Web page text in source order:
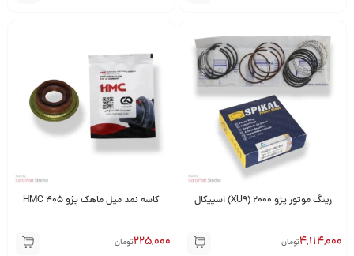
رینگ موتور پژو 2000 (XU9) اسپیکال
4,114,000تومان
کاسه نمد میل ماهک پژو 405 HMC
225,000تومان